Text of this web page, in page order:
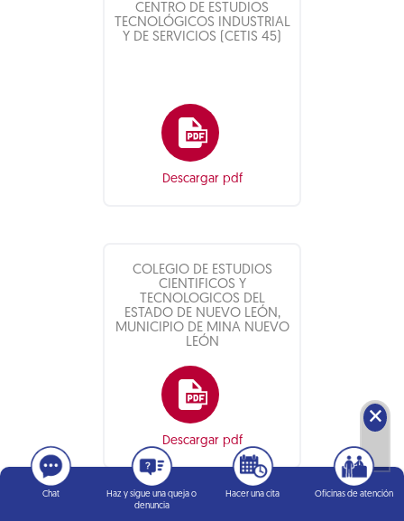
CENTRO DE ESTUDIOS
TECNOLÓGICOS INDUSTRIAL
Y DE SERVICIOS (CETIS 45)
Descargar pdf
COLEGIO DE ESTUDIOS
CIENTIFICOS Y
TECNOLOGICOS DEL
ESTADO DE NUEVO LEÓN,
MUNICIPIO DE MINA NUEVO
LEÓN
Descargar pdf
🗙
Chat
Haz y sigue una queja o
denuncia
Hacer una cita Oficinas de atención